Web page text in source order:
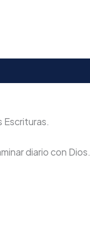
Escrituras.
diario con Dios.